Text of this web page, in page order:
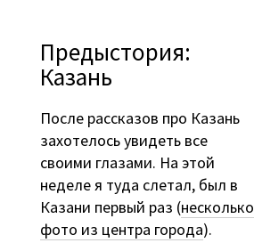
Предыстория:
Казань
После рассказов про Казань
захотелось увидеть все
своими глазами. На этой
неделе я туда слетал, был в
Казани первый раз (несколько
фото из центра города).